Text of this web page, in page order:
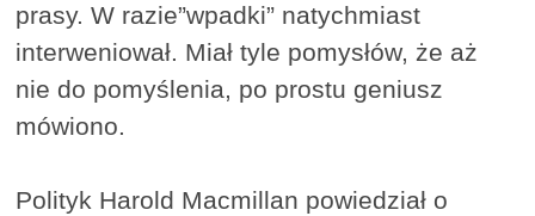
prasy. W razie”wpadki” natychmiast
interweniował. Miał tyle pomysłów, że aż
nie do pomyślenia, po prostu geniusz
mówiono.
Polityk Harold Macmillan powiedział o